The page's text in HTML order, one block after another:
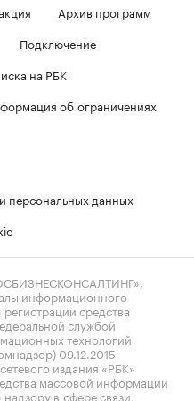
Архив программ
Подключение
на РБК
об ограничениях
персональных данных
информационного
регистрации средства
службой
технологий
09.12.2015
издания «РБК»
массовой информации
в сфере связи,